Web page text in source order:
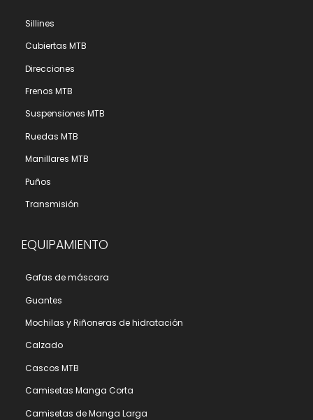
Sillines
Cubiertas MTB
Direcciones
Frenos MTB
Suspensiones MTB
Ruedas MTB
Manillares MTB
Puños
Transmisión
EQUIPAMIENTO
Gafas de máscara
Guantes
Mochilas y Riñoneras de hidratación
Calzado
Cascos MTB
Camisetas Manga Corta
Camisetas de Manga Larga